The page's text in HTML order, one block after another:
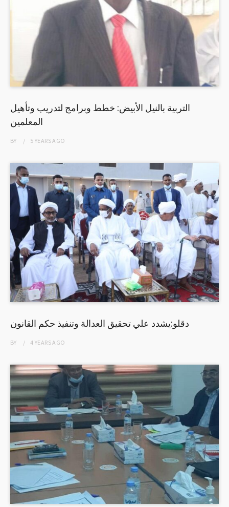
التربية بالنيل الأبيض: خطط وبرامج لتدريب وتأهيل
المعلمين
BY 5 YEARSAGO
دقلو:يشدد علي تحقيق العدالة وتنفيذ حكم القانون
BY 4 YEARSAGO